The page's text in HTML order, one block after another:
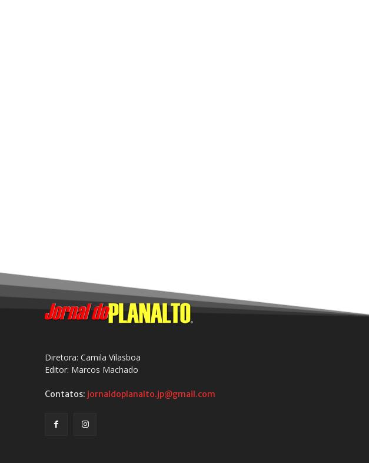
Diretora: Camila Vilasboa
Editor: Marcos Machado
Contatos: jornaldoplanalto.jp@gmail.com